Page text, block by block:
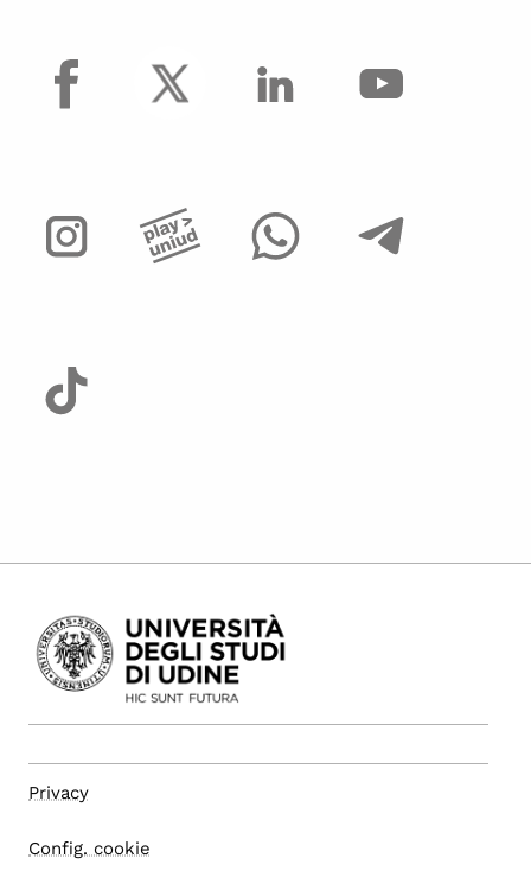
facebook
Privacy
Config. cookie